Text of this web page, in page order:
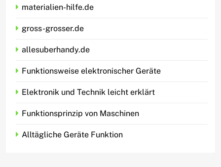
materialien-hilfe.de
gross-grosser.de
allesuberhandy.de
Funktionsweise elektronischer Geräte
Elektronik und Technik leicht erklärt
Funktionsprinzip von Maschinen
Alltägliche Geräte Funktion